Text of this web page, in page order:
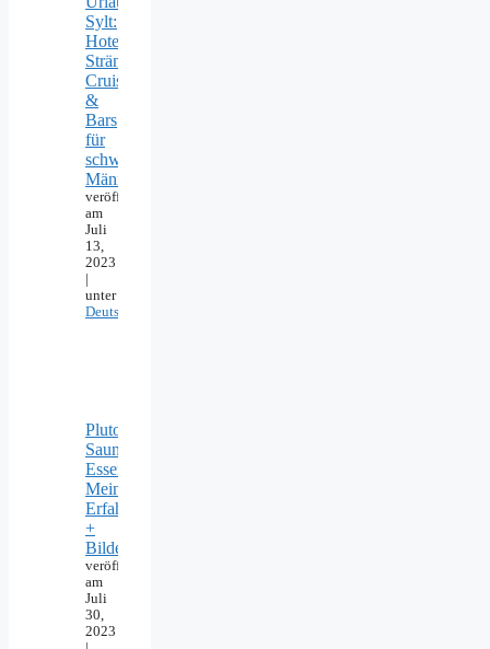
Sylt:
Hotels,
Strände,
Cruising
&
Bars
für
schwule
Männer
veröffentlicht
am
Juli
13,
2023
unter
Deutschland
Pluto
Sauna
Essen:
Meine
Erfahrungen
+
Bilder
veröffentlicht
am
Juli
30,
2023